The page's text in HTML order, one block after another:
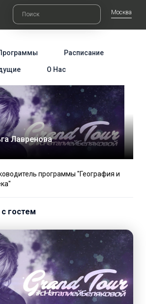
Москва
Расписание
О Нас
Лавренова
программы "География и
гостем